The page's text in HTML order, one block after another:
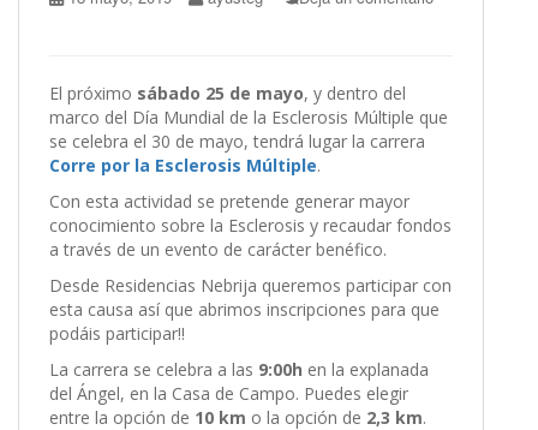
El próximo sábado 25 de mayo, y dentro del
marco del Día Mundial de la Esclerosis Múltiple que
se celebra el 30 de mayo, tendrá lugar la carrera
Corre por la Esclerosis Múltiple.
Con esta actividad se pretende generar mayor
conocimiento sobre la Esclerosis y recaudar fondos
a través de un evento de carácter benéfico.
Desde Residencias Nebrija queremos participar con
esta causa así que abrimos inscripciones para que
podáis participar!!
La carrera se celebra a las 9:00h en la explanada
del Ángel, en la Casa de Campo. Puedes elegir
entre la opción de 10 km o la opción de 2,3 km.